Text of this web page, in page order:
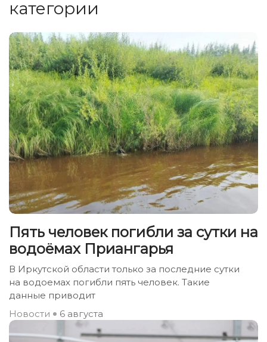
категории
Пять человек погибли за сутки на
водоёмах Приангарья
В Иркутской области только за последние сутки
на водоемах погибли пять человек. Такие
данные приводит
Новости
6 августа